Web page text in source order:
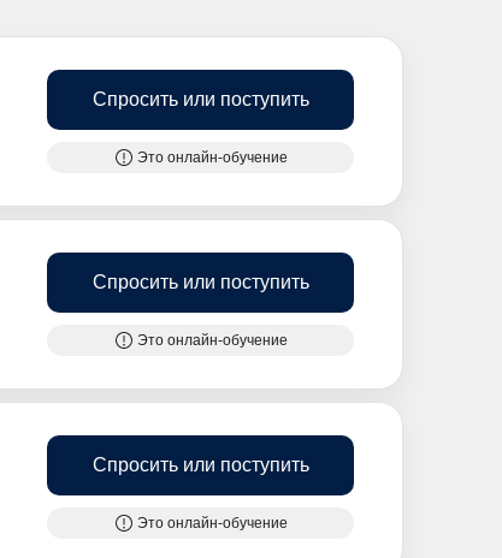
Спросить или поступить
Это онлайн-обучение
Спросить или поступить
Это онлайн-обучение
Спросить или поступить
Это онлайн-обучение